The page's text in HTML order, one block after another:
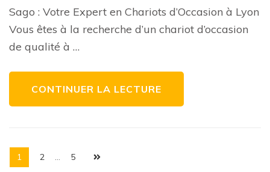
en
Chariot
à
Sago : Votre Expert en Chariots d’Occasion à Lyon
Vous êtes à la recherche d’un chariot d’occasion
de qualité à …
CONTINUER LA LECTURE
Pagination
Page
1 Page
2 … Page
5